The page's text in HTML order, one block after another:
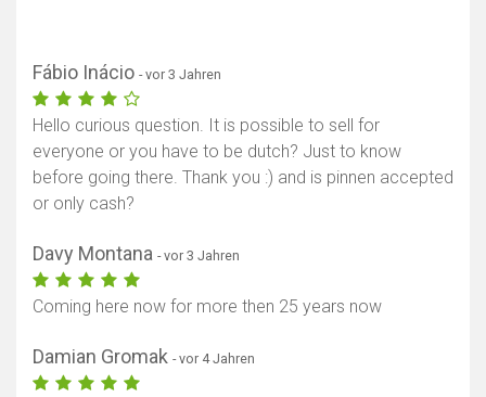
Fábio Inácio - vor 3 Jahren
Hello curious question. It is possible to sell for
everyone or you have to be dutch? Just to know
before going there. Thank you :) and is pinnen accepted
or only cash?
Davy Montana - vor 3 Jahren
Coming here now for more then 25 years now
Damian Gromak - vor 4 Jahren